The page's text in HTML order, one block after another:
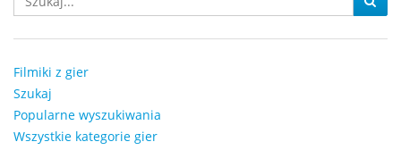
Filmiki z gier
Szukaj
Popularne wyszukiwania
Wszystkie kategorie gier